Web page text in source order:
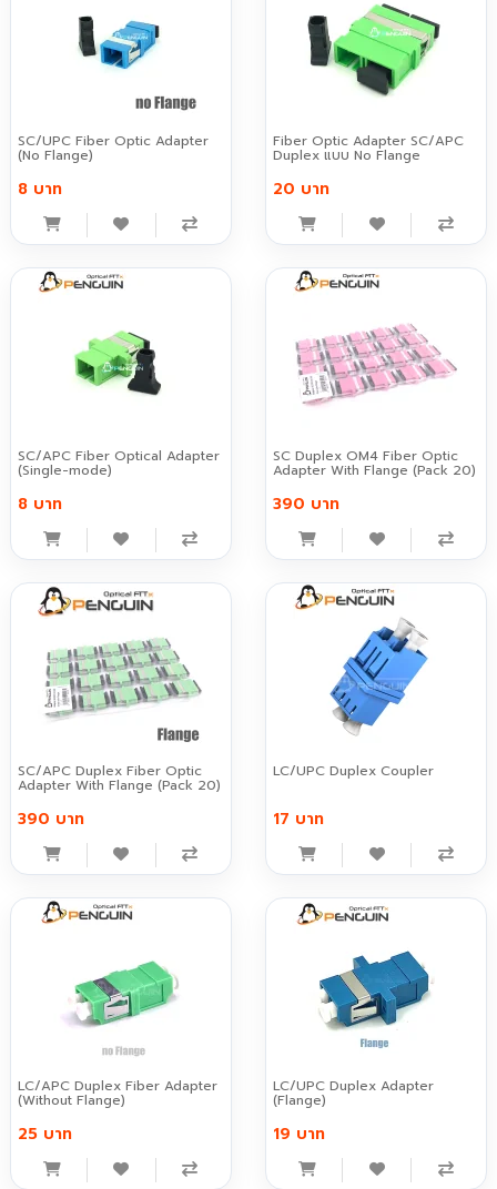
SC/UPC Fiber Optic Adapter
(No Flange)
8 บาท
Fiber Optic Adapter SC/APC
Duplex แบบ No Flange
20 บาท
SC/APC Fiber Optical Adapter
(Single-mode)
8 บาท
SC Duplex OM4 Fiber Optic
Adapter With Flange (Pack 20)
390 บาท
SC/APC Duplex Fiber Optic
Adapter With Flange (Pack 20)
390 บาท
LC/UPC Duplex Coupler
17 บาท
LC/APC Duplex Fiber Adapter
(Without Flange)
25 บาท
LC/UPC Duplex Adapter
(Flange)
19 บาท